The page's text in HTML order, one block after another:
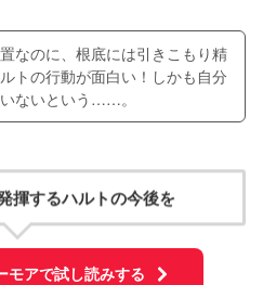
なのに、根底には引きこもり精
トの行動が面白い！しかも自分
ないという……。
揮するハルトの今後を
モアで試し読みする